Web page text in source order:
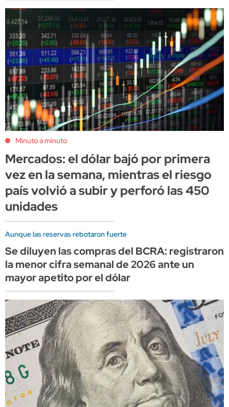
Minuto a minuto
Mercados: el dólar bajó por primera
vez en la semana, mientras el riesgo
país volvió a subir y perforó las 450
unidades
Aunque las reservas rebotaron fuerte
Se diluyen las compras del BCRA: registraron
la menor cifra semanal de 2026 ante un
mayor apetito por el dólar